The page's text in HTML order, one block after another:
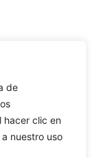
de
hacer clic en
a nuestro uso